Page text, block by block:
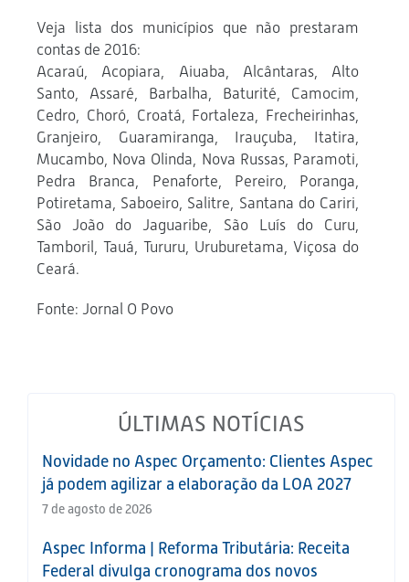
Veja lista dos municípios que não prestaram
contas de 2016:
Acaraú, Acopiara, Aiuaba, Alcântaras, Alto
Santo, Assaré, Barbalha, Baturité, Camocim,
Cedro, Choró, Croatá, Fortaleza, Frecheirinhas,
Granjeiro, Guaramiranga, Irauçuba, Itatira,
Mucambo, Nova Olinda, Nova Russas, Paramoti,
Pedra Branca, Penaforte, Pereiro, Poranga,
Potiretama, Saboeiro, Salitre, Santana do Cariri,
São João do Jaguaribe, São Luís do Curu,
Tamboril, Tauá, Tururu, Uruburetama, Viçosa do
Ceará.
Fonte: Jornal O Povo
ÚLTIMAS NOTÍCIAS
Novidade no Aspec Orçamento: Clientes Aspec
já podem agilizar a elaboração da LOA 2027
7 de agosto de 2026
Aspec Informa | Reforma Tributária: Receita
Federal divulga cronograma dos novos